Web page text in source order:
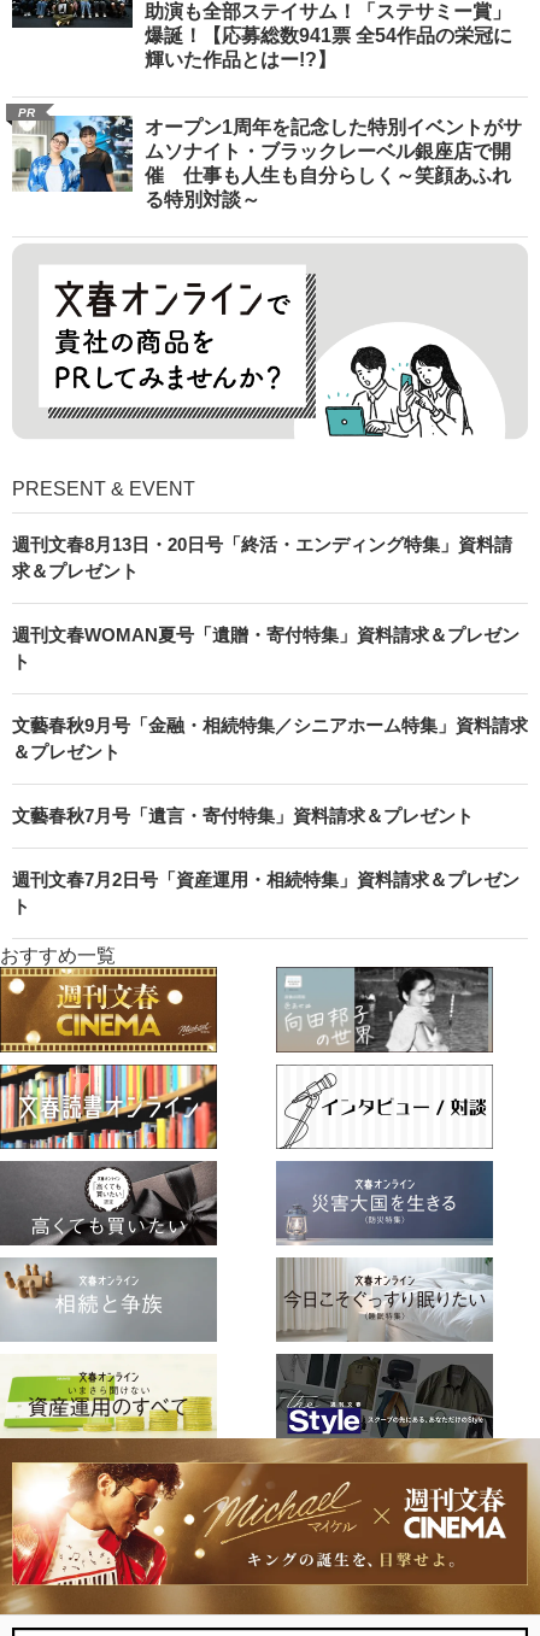
助演も全部ステイサム！「ステサミー賞」
爆誕！【応募総数941票 全54作品の栄冠に
輝いた作品とはー!?】
PR
オープン1周年を記念した特別イベントがサ
ムソナイト・ブラックレーベル銀座店で開
催 仕事も人生も自分らしく～笑顔あふれ
る特別対談～
PRESENT & EVENT
週刊文春8月13日・20日号「終活・エンディング特集」資料請
求＆プレゼント
週刊文春WOMAN夏号「遺贈・寄付特集」資料請求＆プレゼン
ト
文藝春秋9月号「金融・相続特集／シニアホーム特集」資料請求
＆プレゼント
文藝春秋7月号「遺言・寄付特集」資料請求＆プレゼント
週刊文春7月2日号「資産運用・相続特集」資料請求＆プレゼン
ト
おすすめ一覧